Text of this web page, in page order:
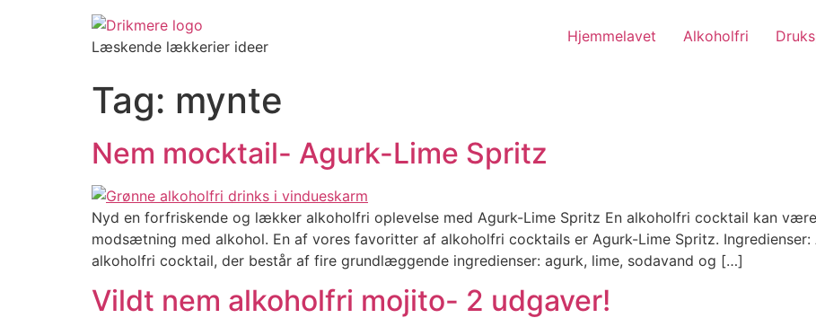
Læskende lækkerier ideer
Hjemmelavet Alkoholfri
Tag: mynte
Nem mocktail- Agurk-Lime Spritz
Nyd en forfriskende og lækker alkoholfri oplevelse med Agurk-Lime Spritz En alkoholfri cocktail kan
modsætning med alkohol. En af vores favoritter af alkoholfri cocktails er Agurk-Lime Spritz.
alkoholfri cocktail, der består af fire grundlæggende ingredienser: agurk, lime, sodavand og […]
Vildt nem alkoholfri mojito- 2 udgaver!